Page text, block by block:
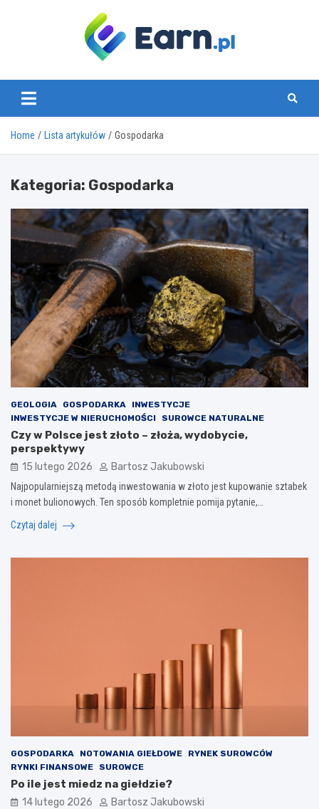
www.earn.pl
Home Lista artykułów Gospodarka
Kategoria: Gospodarka
GEOLOGIA GOSPODARKA
INWESTYCJE
INWESTYCJE W NIERUCHOMOŚCI
SUROWCE NATURALNE
Czy w Polsce jest złoto – złoża, wydobycie,
perspektywy
15 lutego 2026 Bartosz Jakubowski
Najpopularniejszą metodą inwestowania w złoto jest kupowanie sztabek
i monet bulionowych. Ten sposób kompletnie pomija pytanie,…
Czytaj dalej
GOSPODARKA NOTOWANIA GIEŁDOWE
RYNEK SUROWCÓW
RYNKI FINANSOWE
SUROWCE
Po ile jest miedz na giełdzie?
14 lutego 2026 Bartosz Jakubowski